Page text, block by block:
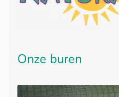
Onze buren